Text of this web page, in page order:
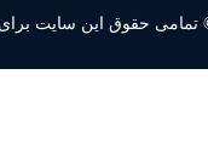
تمامی حقوق این سایت برای